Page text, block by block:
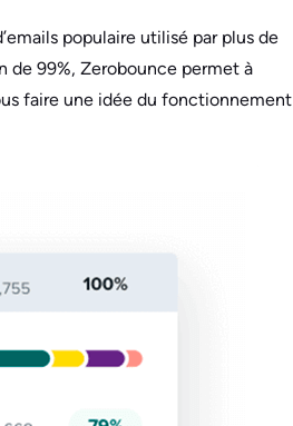
populaire utilisé par plus de
de 99%, Zerobounce permet à
faire une idée du fonctionnement